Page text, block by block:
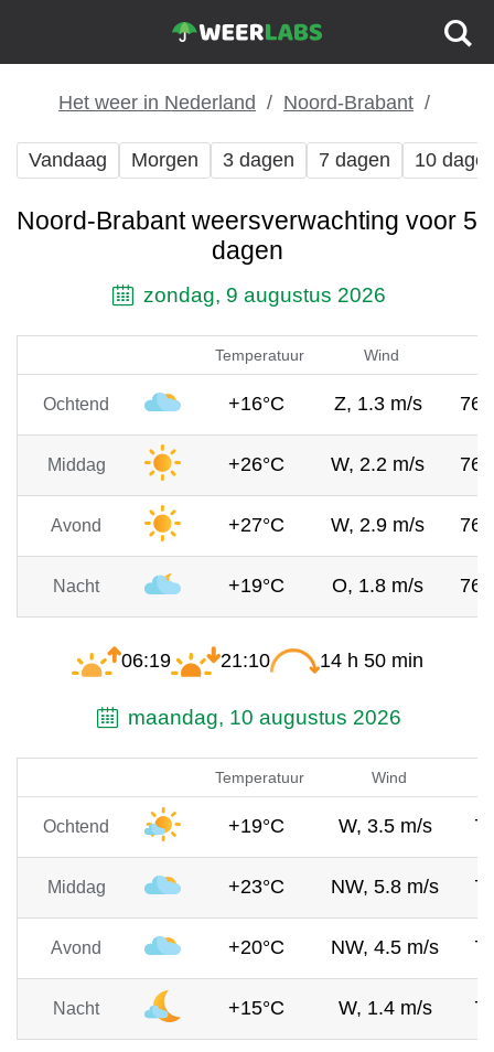
Het weer in Nederland Noord-Brabant
Vandaag Morgen 3 dagen 7 dagen 10
Noord-Brabant weersverwachting voor 5
dagen
zondag, 9 augustus 2026
Temperatuur Wind
Ochtend +16°C Z, 1.3 m/s
Middag +26°C W, 2.2 m/s
Avond +27°C W, 2.9 m/s
Nacht +19°C O, 1.8 m/s
06:19 21:10 14 h 50 min
maandag, 10 augustus 2026
Temperatuur Wind
Ochtend +19°C W, 3.5 m/s
Middag +23°C NW, 5.8 m/s
Avond +20°C NW, 4.5 m/s
Nacht +15°C W, 1.4 m/s